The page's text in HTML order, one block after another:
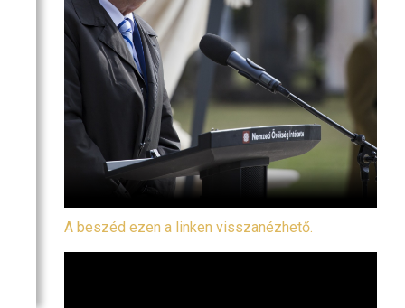
PROGRAM
A beszéd ezen a linken visszanézhető.